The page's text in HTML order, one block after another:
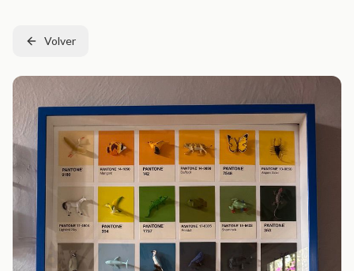
Volver